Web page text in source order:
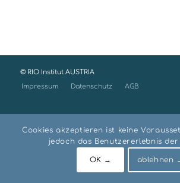
© RIO Institut AUSTRIA
Impressum
Datenschutz AGB
Cookies akzeptieren ist keine
jedoch das Benutzererlebnis der
OK → ablehnen